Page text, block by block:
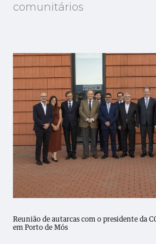
comunitários
Reunião de autarcas com o presidente da
em Porto de Mós